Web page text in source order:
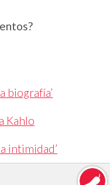
biografía’
Kahlo
intimidad’